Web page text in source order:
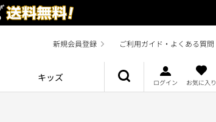
新規会員登録 ご利用ガイド・よくある質問
キッズ ログイン お気に入り